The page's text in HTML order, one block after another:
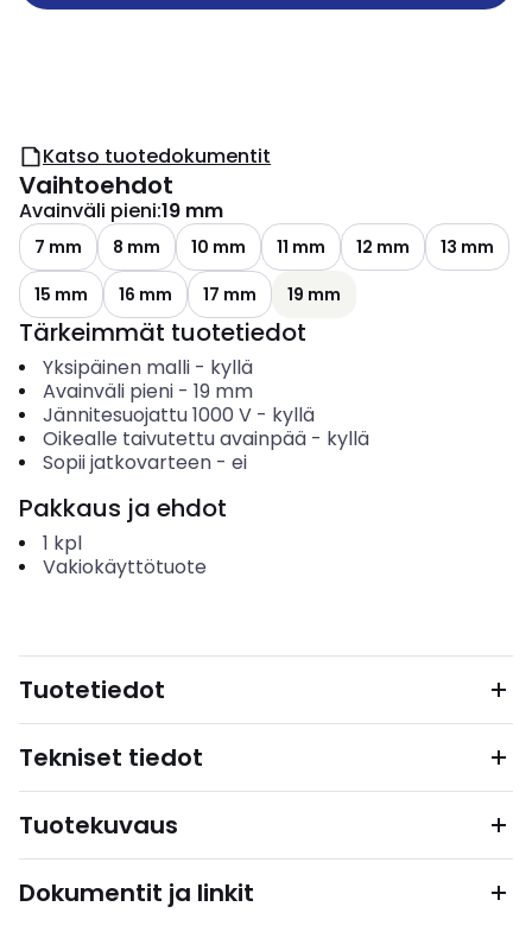
Katso tuotedokumentit
Vaihtoehdot
Avainväli pieni:19 mm
7 mm 8 mm 10 mm 11 mm 12 mm
13 mm
15 mm
16 mm 17 mm 19 mm
Tärkeimmät tuotetiedot
Yksipäinen malli- kyllä
Avainväli pieni- 19 mm
Jännitesuojattu 1000 V- kyllä
Oikealle taivutettu avainpää- kyllä
Sopii jatkovarteen- ei
Pakkaus ja ehdot
1 kpl
Vakiokäyttötuote
Tuotetiedot
Tekniset tiedot
Tuotekuvaus
Dokumentit ja linkit